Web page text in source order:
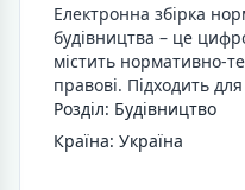
Електронна збірка
будівництва – це
містить нормативно-
правові. Підходить
Розділ: Будівництво
Країна: Україна